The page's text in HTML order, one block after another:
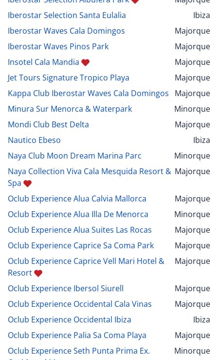
Iberostar Selection Santa Eulalia
Ibiza
Iberostar Waves Cala Domingos
Majorque
Iberostar Waves Pinos Park
Majorque
Insotel Cala Mandia
Majorque
Jet Tours Signature Tropico Playa
Majorque
Kappa Club Iberostar Waves Cala Domingos
Majorque
Minura Sur Menorca & Waterpark
Minorque
Mondi Club Best Delta
Majorque
Nautico Ebeso
Ibiza
Naya Club Moon Dream Marina Parc
Minorque
Naya Collection Viva Cala Mesquida Resort &
Spa
Majorque
Oclub Experience Alua Calvia Mallorca
Majorque
Oclub Experience Alua Illa De Menorca
Minorque
Oclub Experience Alua Suites Las Rocas
Majorque
Oclub Experience Caprice Sa Coma Park
Majorque
Oclub Experience Caprice Vell Mari Hotel &
Resort
Majorque
Oclub Experience Ibersol Siurell
Majorque
Oclub Experience Occidental Cala Vinas
Majorque
Oclub Experience Occidental Ibiza
Ibiza
Oclub Experience Palia Sa Coma Playa
Majorque
Oclub Experience Seth Punta Prima Ex.
Minorque